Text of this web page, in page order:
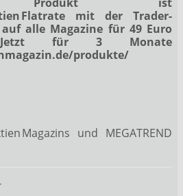
Flatrate mit der Trader-
alle Magazine für 49 Euro
für 3 Monate
produkte/
Magazins und MEGATREND